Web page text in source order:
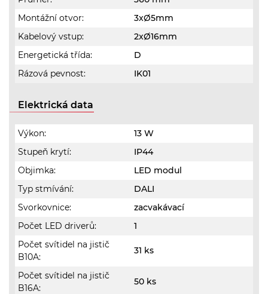
Montážní otvor:
3xØ5mm
Kabelový vstup:
2xØ16mm
Energetická třída:
D
Rázová pevnost:
IK01
Elektrická data
Výkon:
13 W
Stupeň krytí:
IP44
Objimka:
LED modul
Typ stmívání:
DALI
Svorkovnice:
zacvakávací
Počet LED driverů:
1
Počet svítidel na jistič
B10A:
31 ks
Počet svítidel na jistič
B16A:
50 ks